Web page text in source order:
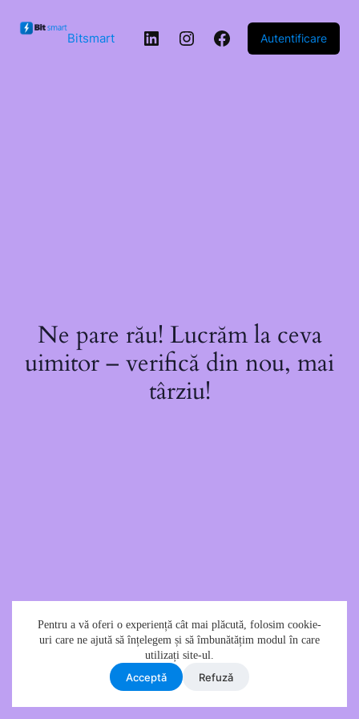
conținut
Pentru a vă oferi o experiență cât mai plăcută, folosim cookie-
uri care ne ajută să înțelegem și să îmbunătățim modul în care
utilizați site-ul.
Acceptǎ Refuzǎ
Bitsmart LinkedInInstagram
Facebook
Autentificare
Ne pare rău! Lucrăm la ceva
uimitor – verifică din nou, mai
târziu!